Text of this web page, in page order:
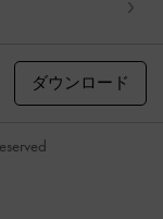
ダウンロード